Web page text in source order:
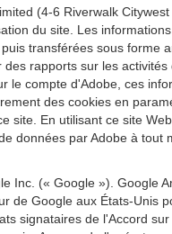
(4-6 Riverwalk
du site. Les
transférées sous
rapports sur les
compte d'Adobe, ces
des cookies en
En utilisant ce site
données par Adobe à
Inc. (« Google »).
de Google aux États-
signataires de l'Accord